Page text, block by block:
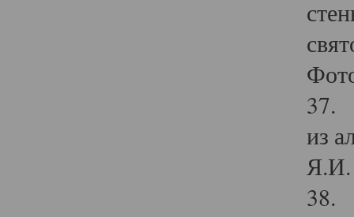
37.
из
Я.И.
38.